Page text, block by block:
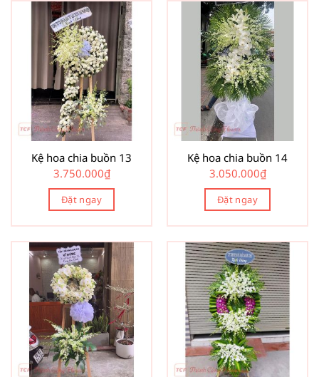
Kệ hoa chia buồn 13
3.750.000₫
Đặt ngay
Kệ hoa chia buồn 14
3.050.000₫
Đặt ngay